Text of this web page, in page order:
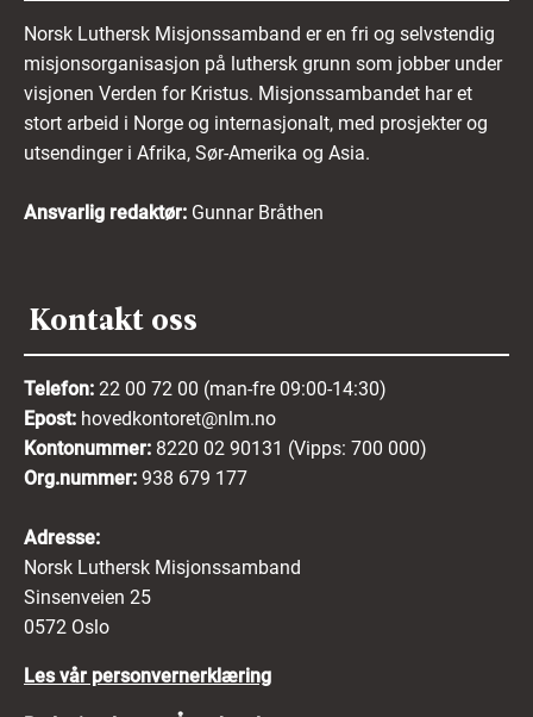
Norsk Luthersk Misjonssamband er en fri og selvstendig
misjonsorganisasjon på luthersk grunn som jobber under
visjonen Verden for Kristus. Misjonssambandet har et
stort arbeid i Norge og internasjonalt, med prosjekter og
utsendinger i Afrika, Sør-Amerika og Asia.
Ansvarlig redaktør: Gunnar Bråthen
Kontakt oss
Telefon: 22 00 72 00 (man-fre 09:00-14:30)
Epost: hovedkontoret@nlm.no
Kontonummer: 8220 02 90131 (Vipps: 700 000)
Org.nummer: 938 679 177
Adresse:
Norsk Luthersk Misjonssamband
Sinsenveien 25
0572 Oslo
Les vår personvernerklæring